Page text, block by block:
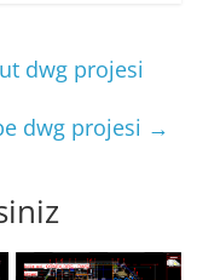
dwg projesi
dwg projesi →